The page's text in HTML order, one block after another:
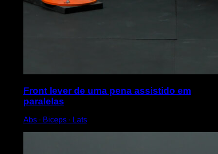
Front lever de uma pena assistido em
paralelas
Abs ∙ Biceps ∙ Lats